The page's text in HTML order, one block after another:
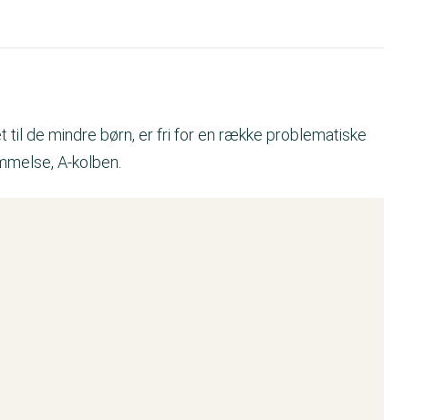
til de mindre børn, er fri for en række problematiske
A-kolben.